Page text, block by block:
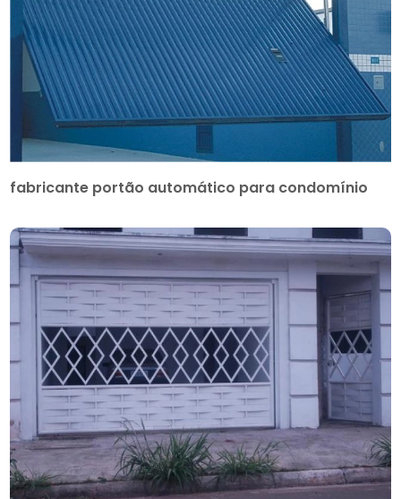
fabricante portão automático para condomínio